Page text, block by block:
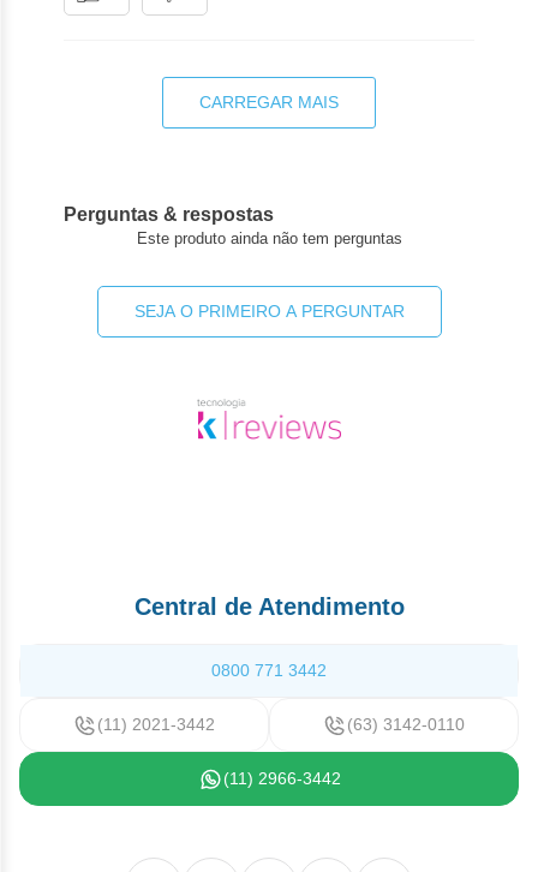
CARREGAR MAIS
Perguntas & respostas
Este produto ainda não tem perguntas
SEJA O PRIMEIRO A PERGUNTAR
Central de Atendimento
0800 771 3442
(11) 2021-3442 (63) 3142-0110
(11) 2966-3442